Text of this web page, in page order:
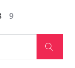
9